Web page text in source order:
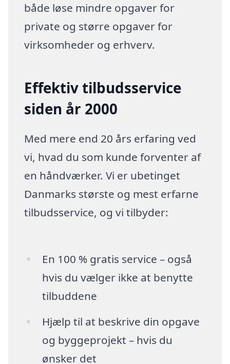
både løse mindre opgaver for
private og større opgaver for
virksomheder og erhverv.
Effektiv tilbudsservice
siden år 2000
Med mere end 20 års erfaring ved
vi, hvad du som kunde forventer af
en håndværker. Vi er ubetinget
Danmarks største og mest erfarne
tilbudsservice, og vi tilbyder:
En 100 % gratis service – også
hvis du vælger ikke at benytte
tilbuddene
Hjælp til at beskrive din opgave
og byggeprojekt – hvis du
ønsker det